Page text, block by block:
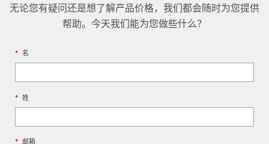
无论您有疑问还是想了解产品价格，我们都会随时为您提供
帮助。今天我们能为您做些什么？
* 名
* 姓
* 邮箱